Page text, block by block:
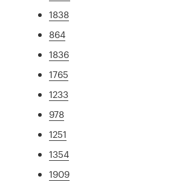
1838
864
1836
1765
1233
978
1251
1354
1909